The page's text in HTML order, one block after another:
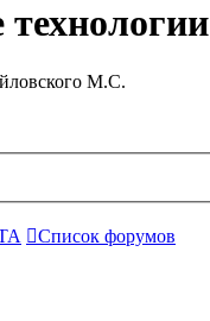
М.С.
Список форумов